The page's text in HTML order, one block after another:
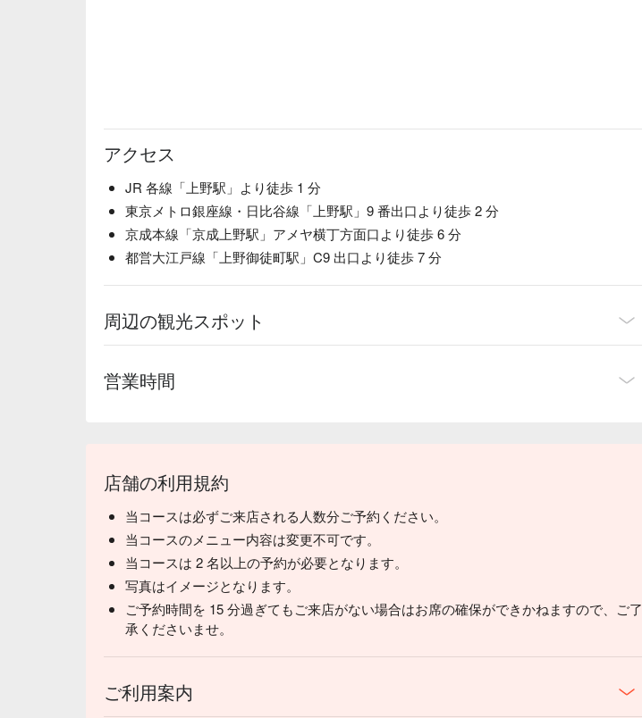
アクセス
JR 各線「上野駅」より徒歩 1 分
東京メトロ銀座線・日比谷線「上野駅」9 番出口より徒歩 2 分
京成本線「京成上野駅」アメヤ横丁方面口より徒歩 6 分
都営大江戸線「上野御徒町駅」C9 出口より徒歩 7 分
周辺の観光スポット
営業時間
店舗の利用規約
当コースは必ずご来店される人数分ご予約ください。
当コースのメニュー内容は変更不可です。
当コースは 2 名以上の予約が必要となります。
写真はイメージとなります。
ご予約時間を 15 分過ぎてもご来店がない場合はお席の確保ができかねますので、ご了
承くださいませ。
ご利用案内